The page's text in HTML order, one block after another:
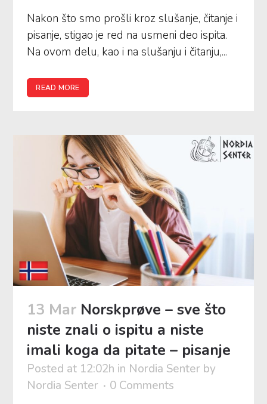
Nakon što smo prošli kroz slušanje, čitanje i
pisanje, stigao je red na usmeni deo ispita.
Na ovom delu, kao i na slušanju i čitanju,...
READ MORE
13 Mar Norskprøve – sve što
niste znali o ispitu a niste
imali koga da pitate – pisanje
Posted at 12:02h in Nordia Senter by
Nordia Senter
0 Comments